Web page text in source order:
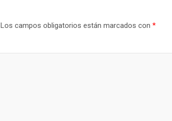
Los campos obligatorios están marcados con *